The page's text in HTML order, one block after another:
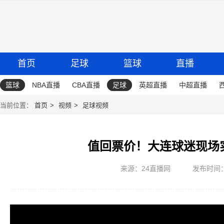
首页 足球 篮球 直播
篮球 NBA直播 CBA直播 足球 英超直播 中超直播
当前位置： 首页 视频 足球视频
值回票价！大连球迷现
来源：24直播网 发布时间